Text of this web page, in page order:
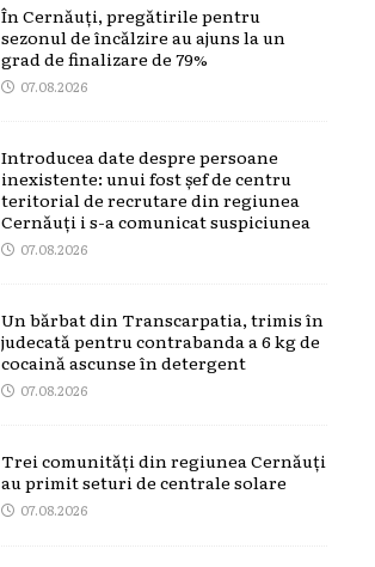
În Cernăuți, pregătirile pentru
sezonul de încălzire au ajuns la un
grad de finalizare de 79%
07.08.2026
Introducea date despre persoane
inexistente: unui fost șef de centru
teritorial de recrutare din regiunea
Cernăuți i s-a comunicat suspiciunea
07.08.2026
Un bărbat din Transcarpatia, trimis în
judecată pentru contrabanda a 6 kg de
cocaină ascunse în detergent
07.08.2026
Trei comunități din regiunea Cernăuți
au primit seturi de centrale solare
07.08.2026